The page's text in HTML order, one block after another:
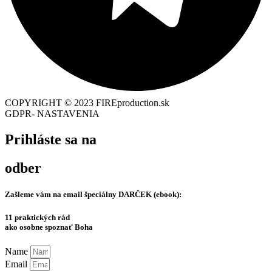
COPYRIGHT © 2023 FIREproduction.sk
GDPR- NASTAVENIA
Prihláste sa na
odber
Zašleme vám na email špeciálny DARČEK (ebook):
11 praktických rád
ako osobne spoznať Boha
Name
Email